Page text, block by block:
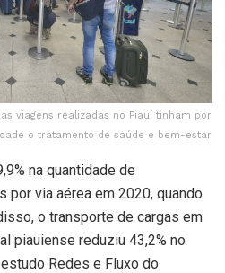
viagens realizadas no Piauí tinham por
o tratamento de saúde e bem-estar
na quantidade de
via aérea em 2020, quando
o transporte de cargas em
piauiense reduziu 43,2% no
Redes e Fluxo do